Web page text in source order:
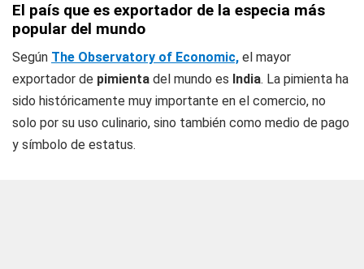
El país que es exportador de la especia más
popular del mundo
Según The Observatory of Economic, el mayor
exportador de pimienta del mundo es India. La pimienta ha
sido históricamente muy importante en el comercio, no
solo por su uso culinario, sino también como medio de pago
y símbolo de estatus.